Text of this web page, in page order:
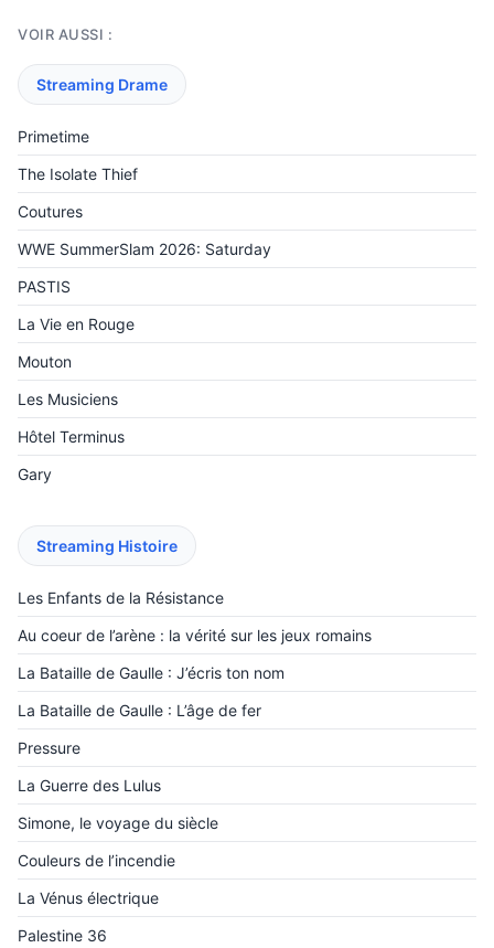
VOIR AUSSI :
Streaming Drame
Primetime
The Isolate Thief
Coutures
WWE SummerSlam 2026: Saturday
PASTIS
La Vie en Rouge
Mouton
Les Musiciens
Hôtel Terminus
Gary
Streaming Histoire
Les Enfants de la Résistance
Au coeur de l’arène : la vérité sur les jeux romains
La Bataille de Gaulle : J’écris ton nom
La Bataille de Gaulle : L’âge de fer
Pressure
La Guerre des Lulus
Simone, le voyage du siècle
Couleurs de l’incendie
La Vénus électrique
Palestine 36